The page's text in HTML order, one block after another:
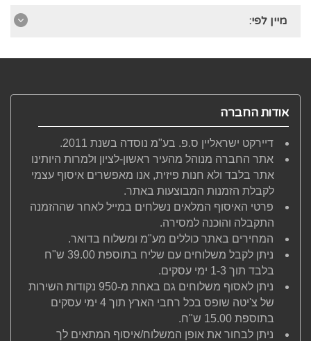
מיין לפי:
אודות החברה
דיירקט ישראליין ס.פ. בע"מ נוסדה בשנת 2011.
אתר החברה מנוהל מהעיר ראשון-לציון ולמרות היותינו
אתר בלבד ולא חנות פיזית, אנו מאפשרים איסוף עצמי
לקבלת הזמנות המבוצעות באתר.
פרטי האיסוף המלאים נשלחים במייל לאחר שההזמנה
התקבלה והוכנה למסירה.
המחירים באתר כוללים מע"מ ומשלוח בדואר.
ניתן לקבל משלוחים עם שליח בתוספת 39.00 ש"ח
בלבד תוך 1-3 ימי עסקים.
ניתן לאסוף משלוחים גם באחת מ-950 נקודות השירות
של צ'יטה שופס בכל רחבי הארץ תוך 4 ימי עסקים
בתוספת 15.00 ש"ח.
ניתן לבחור את אופן המשלוח/איסוף המתאים לך